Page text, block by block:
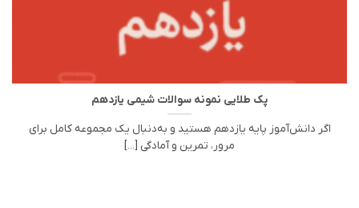
پک طلایی نمونه سوالات شیمی یازدهم
اگر دانش‌آموز پایه یازدهم هستید و به‌دنبال یک مجموعه کامل برای
مرور، تمرین و آمادگی [...]